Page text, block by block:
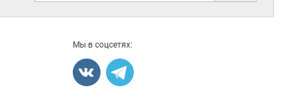
Мы в соцсетях: